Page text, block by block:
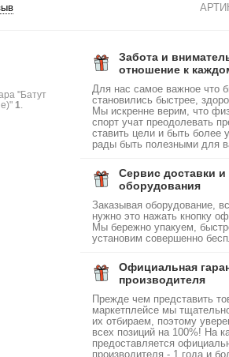
"Батут
1.
Забота и
отношение к
Для нас самое важное что
становились быстрее,
Мы искренне верим, что
спорт учат преодолевать
ставить цели и быть
рады быть полезными для
Сервис доставки и
оборудования
Заказывая оборудование,
нужно это нажать кнопку
Мы бережно упакуем,
установим совершенно
Официальная
производителя
Прежде чем представить
маркетплейсе мы
их отбираем, поэтому
всех позиций на 100%! На
предоставляется
производителя - 1 года и